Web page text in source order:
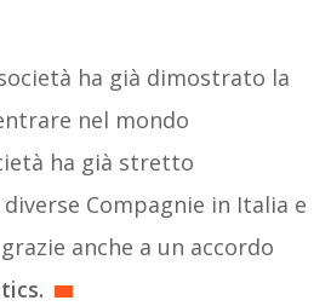
ha già dimostrato la
nel mondo
ha già stretto
Compagnie in Italia e
anche a un accordo